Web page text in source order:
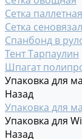
Сетка паллетная
Сетка
Спанбонд в
Тент Тарпаулин
Шпагат
Упаковка для
Назад
Упаковка для
Упаковка для
Назад